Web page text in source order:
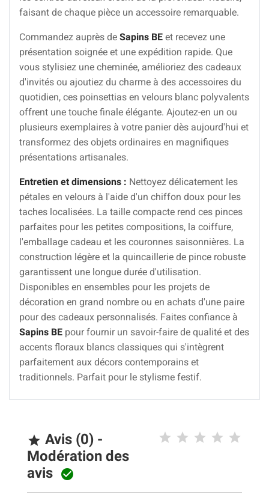
faisant de chaque pièce un accessoire remarquable.
Commandez auprès de Sapins BE et recevez une
présentation soignée et une expédition rapide. Que
vous stylisiez une cheminée, amélioriez des cadeaux
d'invités ou ajoutiez du charme à des accessoires du
quotidien, ces poinsettias en velours blanc polyvalents
offrent une touche finale élégante. Ajoutez-en un ou
plusieurs exemplaires à votre panier dès aujourd'hui et
transformez des objets ordinaires en magnifiques
présentations artisanales.
Entretien et dimensions : Nettoyez délicatement les
pétales en velours à l'aide d'un chiffon doux pour les
taches localisées. La taille compacte rend ces pinces
parfaites pour les petites compositions, la coiffure,
l'emballage cadeau et les couronnes saisonnières. La
construction légère et la quincaillerie de pince robuste
garantissent une longue durée d'utilisation.
Disponibles en ensembles pour les projets de
décoration en grand nombre ou en achats d'une paire
pour des cadeaux personnalisés. Faites confiance à
Sapins BE pour fournir un savoir-faire de qualité et des
accents floraux blancs classiques qui s'intègrent
parfaitement aux décors contemporains et
traditionnels. Parfait pour le stylisme festif.
 Avis (0) -
Modération des
avis 